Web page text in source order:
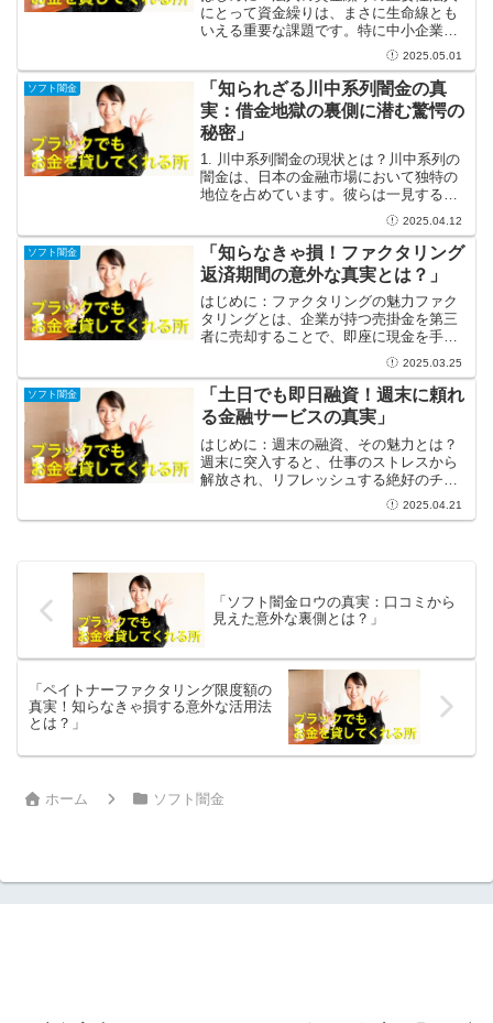
にとって資金繰りは、まさに生命線とも
いえる重要な課題です。特に中小企業や
新興企業においては、日々の運転資金の
確保が経営の安定に直結します。不安定
な売上や突発的な支出が重なると、資金
繰りが厳しくなることは珍...
2025.05.01
ソフト闇金
「知られざる川中系列闇金の真
実：借金地獄の裏側に潜む驚愕の
秘密」
1. 川中系列闇金の現状とは？川中系列の
闇金は、日本の金融市場において独特の
地位を占めています。彼らは一見すると
一般的な貸金業者のように見えますが、
その背後には多くのトラブルが潜んでい
ます。法外な金利でお金を貸し出し、借
り手を借金地獄に引き...
2025.04.12
ソフト闇金
「知らなきゃ損！ファクタリング
返済期間の意外な真実とは？」
はじめに：ファクタリングの魅力ファク
タリングとは、企業が持つ売掛金を第三
者に売却することで、即座に現金を手に
入れられる素晴らしい方法です。資金繰
りがスムーズになることで、ビジネス運
営が楽々進行するのは、まさにファクタ
リングの大きな魅力の一つ...
2025.03.25
ソフト闇金
「土日でも即日融資！週末に頼れ
る金融サービスの真実」
はじめに：週末の融資、その魅力とは？
週末に突入すると、仕事のストレスから
解放され、リフレッシュする絶好のチャ
ンスです。でも、人生は予測不能なも
の。そんな時に「土日即日融資」という
2025.04.21
「ソフト闇金ロウの真実：口コミから
見えた意外な裏側とは？」
「ペイトナーファクタリング限度額の
真実！知らなきゃ損する意外な活用法
とは？」
ホーム ソフト闇金